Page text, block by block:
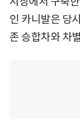
인 카니발은 당
존 승합차와 차